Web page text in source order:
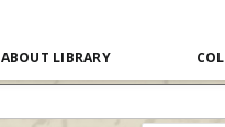
ABOUT LIBRARY